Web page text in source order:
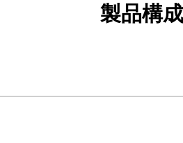
製品構成